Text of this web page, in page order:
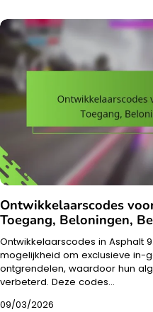
Ontwikkelaarscodes
Toegang, Beloningen,
Ontwikkelaarscodes in Asphalt
mogelijkheid om exclusieve in-
ontgrendelen, waardoor hun
verbeterd. Deze codes…
09/03/2026